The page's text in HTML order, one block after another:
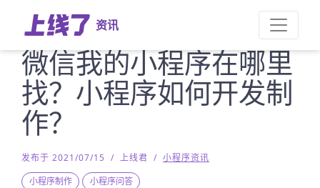
资讯
微信我的小程序在哪里
找？小程序如何开发制
作？
发布于 2021/07/15 / 上线君 / 小程序资讯
小程序制作
小程序问答